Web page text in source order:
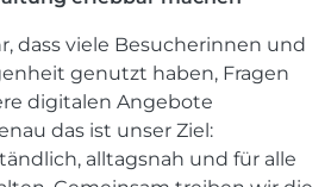
dass viele Besucherinnen und
genutzt haben, Fragen
digitalen Angebote
das ist unser Ziel:
alltagsnah und für alle